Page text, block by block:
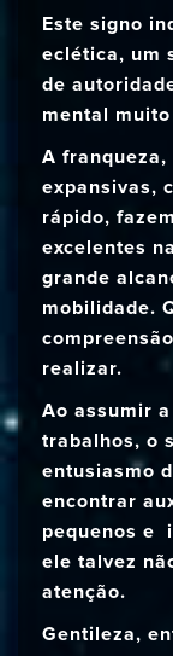
Este signo
eclética, um
de
mental
A franqueza,
expansivas,
rápido,
excelentes
grande
mobilidade.
realizar.
Ao assumir
trabalhos, o
entusiasmo
encontrar
pequenos e
ele talvez
atenção.
Gentileza,